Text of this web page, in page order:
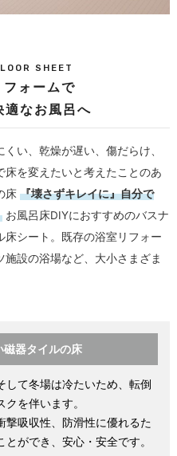
SHEET
ォームで
適なお風呂へ
い、乾燥が遅い、傷だらけ、
を変えたいと考えたことのあ
床 『壊さずキレイに』自分で
お風呂床DIYにおすすめのバスナ
シート。既存の浴室リフォー
設の浴場など、大小さまざま
磁器タイルの床
て冬場は冷たいため、転倒
を伴います。
撃吸収性、防滑性に優れるた
ができ、安心・安全です。